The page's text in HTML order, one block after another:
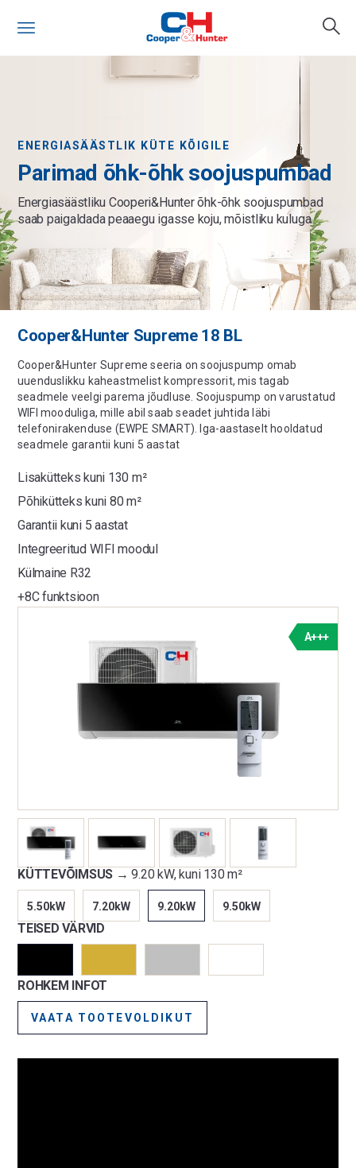
ENERGIASÄÄSTLIK KÜTE KÕIGILE
Parimad õhk-õhk soojuspumbad
Energiasäästliku Cooperi&Hunter õhk-õhk soojuspumbad
saab paigaldada peaaegu igasse koju, mõistliku kuluga.
Cooper&Hunter Supreme 18 BL
Cooper&Hunter Supreme seeria on soojuspump omab
uuenduslikku kaheastmelist kompressorit, mis tagab
seadmele veelgi parema jõudluse. Soojuspump on varustatud
WIFI mooduliga, mille abil saab seadet juhtida läbi
telefonirakenduse (EWPE SMART). Iga-aastaselt hooldatud
seadmele garantii kuni 5 aastat
Lisakütteks kuni 130 m²
Põhikütteks kuni 80 m²
Garantii kuni 5 aastat
Integreeritud WIFI moodul
Külmaine R32
+8C funktsioon
A+++
KÜTTEVÕIMSUS →9.20 kW, kuni 130 m²
5.50kW 7.20kW 9.20kW 9.50kW
TEISED VÄRVID
ROHKEM INFOT
VAATA TOOTEVOLDIKUT